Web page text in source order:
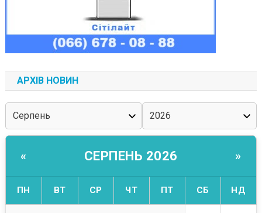
АРХІВ НОВИН
« СЕРПЕНЬ 2026 »
ПН ВТ СР ЧТ ПТ СБ НД